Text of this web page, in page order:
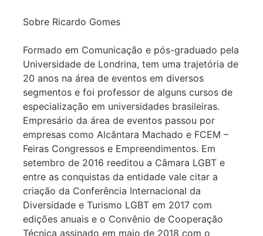
Sobre Ricardo Gomes
Formado em Comunicação e pós-graduado pela
Universidade de Londrina, tem uma trajetória de
20 anos na área de eventos em diversos
segmentos e foi professor de alguns cursos de
especialização em universidades brasileiras.
Empresário da área de eventos passou por
empresas como Alcântara Machado e FCEM –
Feiras Congressos e Empreendimentos. Em
setembro de 2016 reeditou a Câmara LGBT e
entre as conquistas da entidade vale citar a
criação da Conferência Internacional da
Diversidade e Turismo LGBT em 2017 com
edições anuais e o Convênio de Cooperação
Técnica assinado em maio de 2018 com o